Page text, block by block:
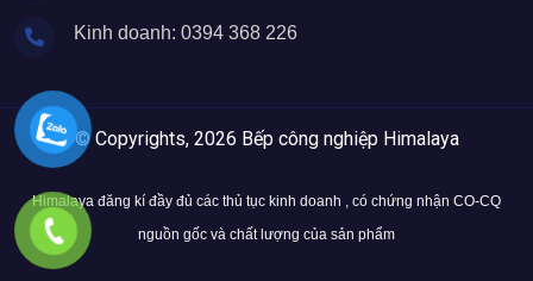
Kinh doanh: 0394 368 226
© Copyrights, 2026 Bếp công nghiệp Himalaya
Himalaya đăng kí đầy đủ các thủ tục kinh doanh , có chứng nhận CO-CQ
nguồn gốc và chất lượng của sản phẩm